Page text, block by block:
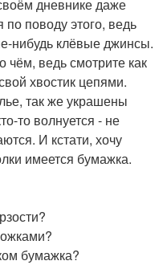
дневнике даже
по поводу этого, ведь
нибудь клёвые джинсы.
ведь смотрите как
хвостик цепями.
так же украшены
то волнуется - не
И кстати, хочу
имеется бумажка.
бумажка?